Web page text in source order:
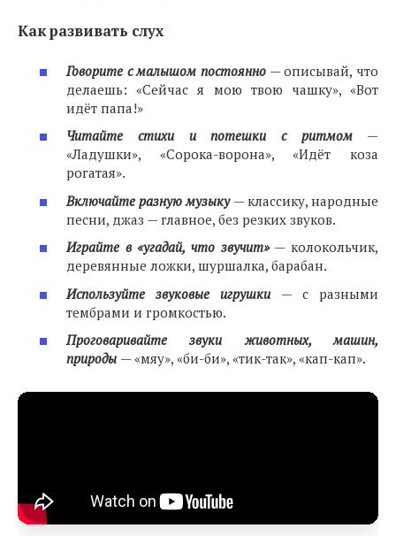
Как развивать слух
Говорите с малышом постоянно — описывай, что
делаешь: «Сейчас я мою твою чашку», «Вот
идёт папа!»
Читайте стихи и потешки с ритмом —
«Ладушки», «Сорока-ворона», «Идёт коза
рогатая».
Включайте разную музыку— классику, народные
песни, джаз — главное, без резких звуков.
Играйте в «угадай, что звучит»— колокольчик,
деревянные ложки, шуршалка, барабан.
Используйте звуковые игрушки — с разными
тембрами и громкостью.
Проговаривайте звуки животных, машин,
природы — «мяу», «би-би», «тик-так», «кап-кап».